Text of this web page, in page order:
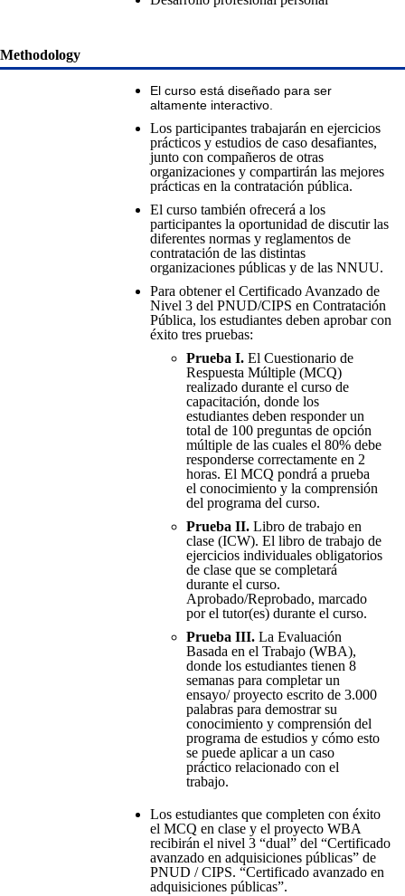
Methodology
El curso está diseñado para ser
altamente interactivo.
Los participantes trabajarán en ejercicios
prácticos y estudios de caso desafiantes,
junto con compañeros de otras
organizaciones y compartirán las mejores
prácticas en la contratación pública.
El curso también ofrecerá a los
participantes la oportunidad de discutir las
diferentes normas y reglamentos de
contratación de las distintas
organizaciones públicas y de las NNUU.
Para obtener el Certificado Avanzado de
Nivel 3 del PNUD/CIPS en Contratación
Pública, los estudiantes deben aprobar con
éxito tres pruebas:
Prueba I. El Cuestionario de
Respuesta Múltiple (MCQ)
realizado durante el curso de
capacitación, donde los
estudiantes deben responder un
total de 100 preguntas de opción
múltiple de las cuales el 80% debe
responderse correctamente en 2
horas. El MCQ pondrá a prueba
el conocimiento y la comprensión
del programa del curso.
Prueba II. Libro de trabajo en
clase (ICW). El libro de trabajo de
ejercicios individuales obligatorios
de clase que se completará
durante el curso.
Aprobado/Reprobado, marcado
por el tutor(es) durante el curso.
Prueba III. La Evaluación
Basada en el Trabajo (WBA),
donde los estudiantes tienen 8
semanas para completar un
ensayo/ proyecto escrito de 3.000
palabras para demostrar su
conocimiento y comprensión del
programa de estudios y cómo esto
se puede aplicar a un caso
práctico relacionado con el
trabajo.
Los estudiantes que completen con éxito
el MCQ en clase y el proyecto WBA
recibirán el nivel 3 “dual” del “Certificado
avanzado en adquisiciones públicas” de
PNUD / CIPS. “Certificado avanzado en
adquisiciones públicas”.